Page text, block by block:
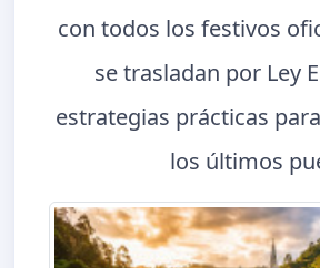
con todos los festivos
se trasladan por Ley
estrategias prácticas
los últimos